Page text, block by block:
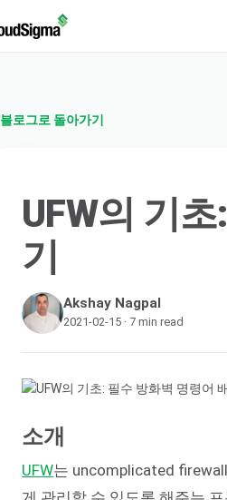
블로그로 돌아가기
UFW의 기
기
Akshay Nagpal
2021-02-15 · 7 min read
소개
UFW는 uncomplicated